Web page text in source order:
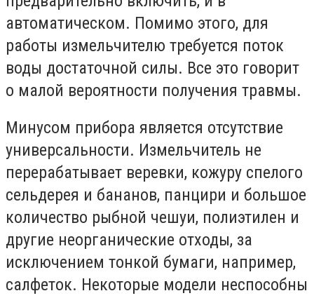
автоматическом. Помимо этого, для
работы измельчителю требуется поток
воды достаточной силы. Все это говорит
о малой вероятности получения травмы.
Минусом прибора является отсутствие
универсальности. Измельчитель не
перерабатывает веревки, кожуру спелого
сельдерея и бананов, панцири и большое
количество рыбной чешуи, полиэтилен и
другие неорганические отходы, за
исключением тонкой бумаги, например,
салфеток. Некоторые модели неспособны